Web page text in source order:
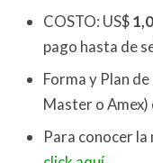
COSTO: US$
pago hasta de
Forma y Plan
Master o
Para conocer